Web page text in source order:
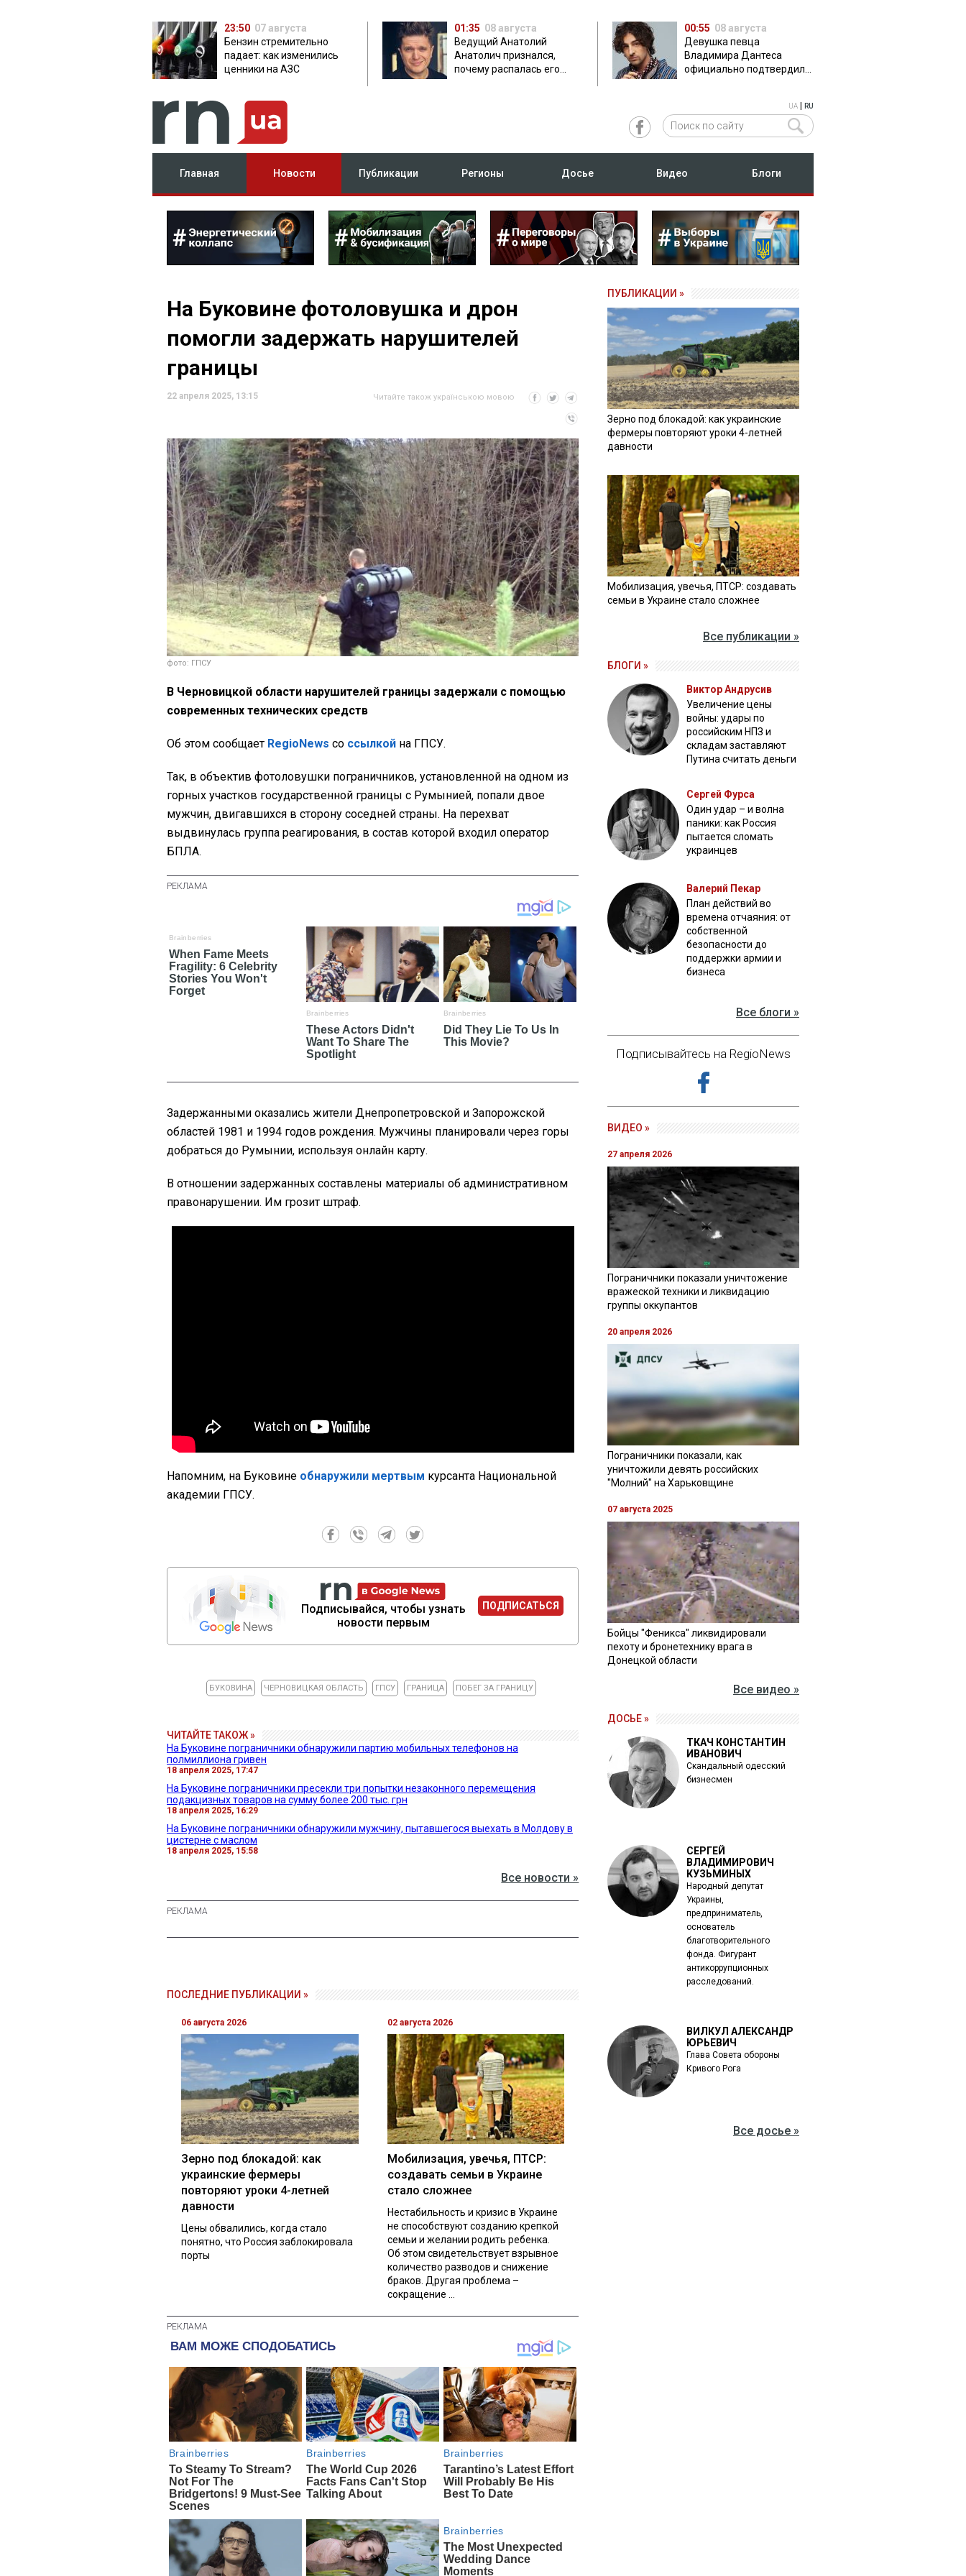
23:50 07 августа
Бензин стремительно
падает: как изменились
ценники на АЗС
01:35 08 августа
Ведущий Анатолий
Анатолич признался,
почему распалась его
00:55 08 августа
Девушка певца
Владимира Дантеса
официально подтвердила
UA RU
Главная Новости Публикации Регионы Досье Видео Блоги
На Буковине фотоловушка и дрон
помогли задержать нарушителей
границы
22 апреля 2025, 13:15 Читайте також українською мовою
фото: ГПСУ
В Черновицкой области нарушителей границы задержали с помощью
современных технических средств
Об этом сообщает RegioNews со ссылкой на ГПСУ.
Так, в объектив фотоловушки пограничников, установленной на одном из
горных участков государственной границы с Румынией, попали двое
мужчин, двигавшихся в сторону соседней страны. На перехват
выдвинулась группа реагирования, в состав которой входил оператор
БПЛА.
Задержанными оказались жители Днепропетровской и Запорожской
областей 1981 и 1994 годов рождения. Мужчины планировали через горы
добраться до Румынии, используя онлайн карту.
В отношении задержанных составлены материалы об административном
правонарушении. Им грозит штраф.
Напомним, на Буковине обнаружили мертвым курсанта Национальной
академии ГПСУ.
Подписывайся, чтобы узнать
новости первым
ПОДПИСАТЬСЯ
БУКОВИНА ЧЕРНОВИЦКАЯ ОБЛАСТЬ ГПСУ ГРАНИЦА ПОБЕГ ЗА ГРАНИЦУ
ЧИТАЙТЕ ТАКОЖ »
На Буковине пограничники обнаружили партию мобильных телефонов на
полмиллиона гривен
18 апреля 2025, 17:47
На Буковине пограничники пресекли три попытки незаконного перемещения
подакцизных товаров на сумму более 200 тыс. грн
18 апреля 2025, 16:29
На Буковине пограничники обнаружили мужчину, пытавшегося выехать в Молдову в
цистерне с маслом
18 апреля 2025, 15:58
Все новости »
ПОСЛЕДНИЕ ПУБЛИКАЦИИ »
06 августа 2026
Зерно под блокадой: как
украинские фермеры
повторяют уроки 4-летней
давности
Цены обвалились, когда стало
понятно, что Россия заблокировала
порты
02 августа 2026
Мобилизация, увечья, ПТСР:
создавать семьи в Украине
стало сложнее
Нестабильность и кризис в Украине
не способствуют созданию крепкой
семьи и желании родить ребенка.
Об этом свидетельствует взрывное
количество разводов и снижение
браков. Другая проблема –
сокращение ...
ПУБЛИКАЦИИ »
Зерно под блокадой: как украинские
фермеры повторяют уроки 4-летней
давности
Мобилизация, увечья, ПТСР: создавать
семьи в Украине стало сложнее
Все публикации »
БЛОГИ »
Виктор Андрусив
Увеличение цены
войны: удары по
российским НПЗ и
складам заставляют
Путина считать деньги
Сергей Фурса
Один удар – и волна
паники: как Россия
пытается сломать
украинцев
Валерий Пекар
План действий во
времена отчаяния: от
собственной
безопасности до
поддержки армии и
бизнеса
Все блоги »
Подписывайтесь на RegioNews
ВИДЕО »
27 апреля 2026
Пограничники показали уничтожение
вражеской техники и ликвидацию
группы оккупантов
20 апреля 2026
Пограничники показали, как
уничтожили девять российских
"Молний" на Харьковщине
07 августа 2025
Бойцы "Феникса" ликвидировали
пехоту и бронетехнику врага в
Донецкой области
Все видео »
ДОСЬЕ »
ТКАЧ КОНСТАНТИН
ИВАНОВИЧ
Скандальный одесский
бизнесмен
СЕРГЕЙ
ВЛАДИМИРОВИЧ
КУЗЬМИНЫХ
Народный депутат
Украины,
предприниматель,
основатель
благотворительного
фонда. Фигурант
антикоррупционных
расследований.
ВИЛКУЛ АЛЕКСАНДР
ЮРЬЕВИЧ
Глава Совета обороны
Кривого Рога
Все досье »